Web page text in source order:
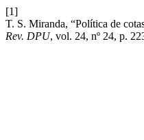
[1]
T. S. Miranda, “Política de
Rev. DPU, vol. 24, nº 24, p.